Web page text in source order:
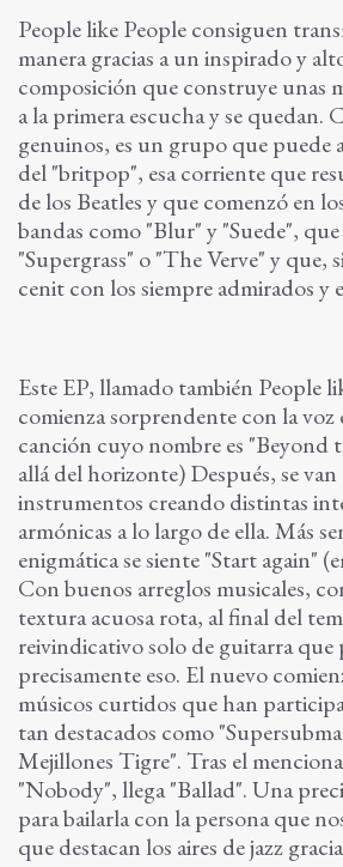
People like People consiguen
manera gracias a un inspirado y
composición que construye unas
a la primera escucha y se quedan.
genuinos, es un grupo que puede
del "britpop", esa corriente que
de los Beatles y que comenzó en
bandas como "Blur" y "Suede",
"Supergrass" o "The Verve" y que,
cenit con los siempre admirados y
Este EP, llamado también People
comienza sorprendente con la voz
canción cuyo nombre es "Beyond
allá del horizonte) Después, se
instrumentos creando distintas
armónicas a lo largo de ella. Más
enigmática se siente "Start again"
Con buenos arreglos musicales,
textura acuosa rota, al final del
reivindicativo solo de guitarra que
precisamente eso. El nuevo
músicos curtidos que han
tan destacados como
Mejillones Tigre". Tras el
"Nobody", llega "Ballad". Una
para bailarla con la persona que
que destacan los aires de jazz